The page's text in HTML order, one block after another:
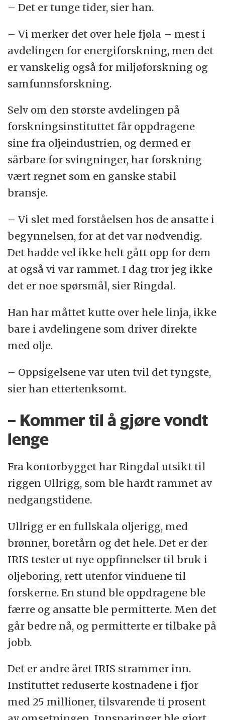
– Det er tunge tider, sier han.
– Vi merker det over hele fjøla – mest i
avdelingen for energiforskning, men det
er vanskelig også for miljøforskning og
samfunnsforskning.
Selv om den største avdelingen på
forskningsinstituttet får oppdragene
sine fra oljeindustrien, og dermed er
sårbare for svingninger, har forskning
vært regnet som en ganske stabil
bransje.
– Vi slet med forståelsen hos de ansatte i
begynnelsen, for at det var nødvendig.
Det hadde vel ikke helt gått opp for dem
at også vi var rammet. I dag tror jeg ikke
det er noe spørsmål, sier Ringdal.
Han har måttet kutte over hele linja, ikke
bare i avdelingene som driver direkte
med olje.
– Oppsigelsene var uten tvil det tyngste,
sier han ettertenksomt.
– Kommer til å gjøre vondt
lenge
Fra kontorbygget har Ringdal utsikt til
riggen Ullrigg, som ble hardt rammet av
nedgangstidene.
Ullrigg er en fullskala oljerigg, med
brønner, boretårn og det hele. Det er der
IRIS tester ut nye oppfinnelser til bruk i
oljeboring, rett utenfor vinduene til
forskerne. En stund ble oppdragene ble
færre og ansatte ble permitterte. Men det
går bedre nå, og permitterte er tilbake på
jobb.
Det er andre året IRIS strammer inn.
Instituttet reduserte kostnadene i fjor
med 25 millioner, tilsvarende ti prosent